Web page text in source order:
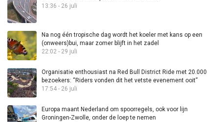
13:36 - 26 juli
Na nog één tropische dag wordt het koeler met kans op een
(onweers)bui, maar zomer blijft in het zadel
22:02 - 29 juli
Organisatie enthousiast na Red Bull District Ride met 20.000
bezoekers: “Riders vonden dit het vetste evenement ooit”
17:54 - 26 juli
Europa maant Nederland om spoorregels, ook voor lijn
Groningen-Zwolle, onder de loep te nemen